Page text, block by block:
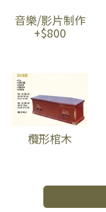
音樂/影片制作
+$800
欖形棺木